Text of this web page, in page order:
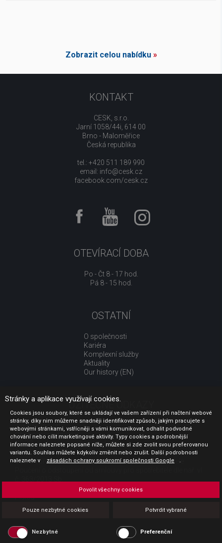
Zobrazit celou nabídku»
KONTAKT
CESK, s.r.o.
Jarní 1058/44i, 614 00
Brno - Maloměřice
Česká republika
tel.: +420 511 189 990
email: info@cesk.cz
facebook.com/cesk.cz
OTEVÍRACÍ DOBA
Po - Čt 8 - 17 hod.
Pá 8 - 15 hod.
OSTATNÍ
O společnosti
Kariéra
Komplexní služby
Aktuality
Our history (EN)
UŽITEČNÉ ODKAZY
Jak nakupovat
Obchodní podmínky
GDPR - ochrana osobních údajů
Profil zadavatele
Sdělení před uzavřením kupní smlouvy pro spotřebitele
Platba
Povinná publicita
Stránky a aplikace využívají cookies.
Cookies jsou soubory, které se ukládají ve vašem zařízení při načtení webové
stránky, díky nim můžeme snadněji identifikovat způsob, jakým pracujete s
webovými stránkami, vstřícněji s vámi komunikovat, odhalit podvodné
chování nebo cílit marketingové aktivity. Typy cookies a podrobnější
informace naleznete popsané níže, můžete si zde zvolit svou preferovanou
variantu. Souhlas můžete kdykoliv změnit nebo zrušit. Další podrobnosti
naleznete v
zásadách ochrany soukromí společnosti Google .
Pouze nezbytné cookies Potvrdit vybrané
Povolit všechny cookies
Nezbytné Preferenční